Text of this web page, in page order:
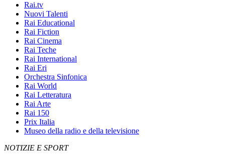
Rai.tv
Nuovi Talenti
Rai Educational
Rai Fiction
Rai Cinema
Rai Teche
Rai International
Rai Eri
Orchestra Sinfonica
Rai World
Rai Letteratura
Rai Arte
Rai 150
Prix Italia
Museo della radio e della televisione
NOTIZIE E SPORT